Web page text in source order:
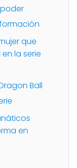
que
la serie
Ball
en